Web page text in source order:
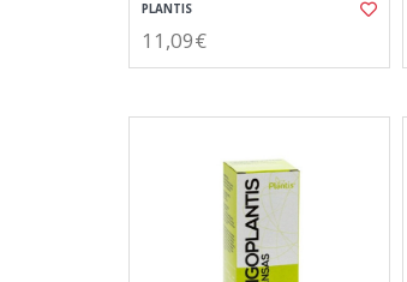
PLANTIS
11,09€